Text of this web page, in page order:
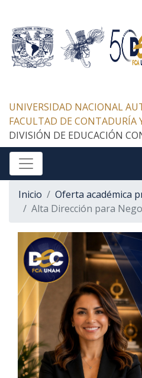
UNIVERSIDAD NACIONAL
FACULTAD DE CONTADURÍA
DIVISIÓN DE EDUCACIÓN
Inicio
Oferta académica
Alta Dirección para